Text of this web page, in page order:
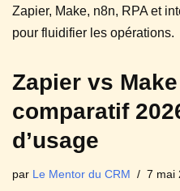
Zapier, Make, n8n, RPA et
pour fluidifier les opérations.
Zapier vs
comparatif
d’usage
par Le Mentor du CRM 7 mai